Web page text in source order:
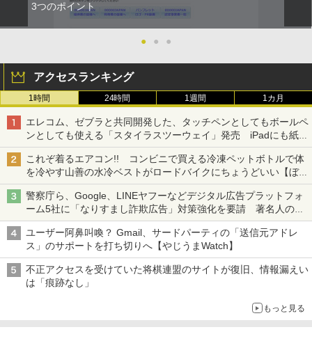
3つのポイント
● ● ●
アクセスランキング
1時間 24時間 1週間 1カ月
エレコム、ゼブラと共同開発した、タッチペンとしてもボールペ
ンとしても使える「スタイラスツーウェイ」発売 iPadにも紙に
も、持ち替えずに書き込める
これぞ着るエアコン!! コンビニで買える冷凍ペットボトルで体
を冷やす山善の水冷ベストがロードバイクにちょうどいい【ぼっ
ち・ざ・ろーど！その14】【空いた時間でなにしてる？】
警察庁ら、Google、LINEヤフーなどデジタル広告プラットフォ
ーム5社に「なりすまし詐欺広告」対策強化を要請 著名人の写
真や映像を使った投資詐欺などへの対策として
ユーザー阿鼻叫喚？ Gmail、サードパーティの「送信元アドレ
ス」のサポートを打ち切りへ【やじうまWatch】
不正アクセスを受けていた将棋連盟のサイトが復旧、情報漏えい
は「痕跡なし」
もっと見る